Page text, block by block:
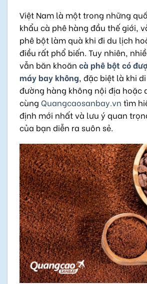
Việt Nam là một trong những
khẩu cà phê hàng đầu thế giới,
phê bột làm quà khi đi du lịch
điều rất phổ biến. Tuy nhiên,
vẫn băn khoăn cà phê bột có
máy bay không , đặc biệt là khi
đường hàng không nội địa hoặc
cùng Quangcaosanbay.vn tìm
định mới nhất và lưu ý quan
của bạn diễn ra suôn sẻ.